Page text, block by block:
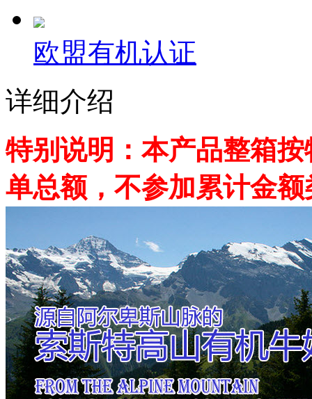
欧盟有机认证
详细介绍
特别说明：本产品整箱
单总额，不参加累计金